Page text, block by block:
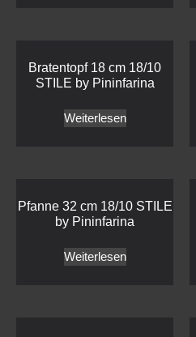
Bratentopf 18 cm 18/10
STILE by Pininfarina
Weiterlesen
Pfanne 32 cm 18/10 STILE
by Pininfarina
Weiterlesen